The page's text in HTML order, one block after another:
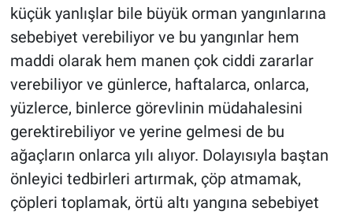
küçük yanlışlar bile büyük orman yangınlarına
sebebiyet verebiliyor ve bu yangınlar hem
maddi olarak hem manen çok ciddi zararlar
verebiliyor ve günlerce, haftalarca, onlarca,
yüzlerce, binlerce görevlinin müdahalesini
gerektirebiliyor ve yerine gelmesi de bu
ağaçların onlarca yılı alıyor. Dolayısıyla baştan
önleyici tedbirleri artırmak, çöp atmamak,
çöpleri toplamak, örtü altı yangına sebebiyet